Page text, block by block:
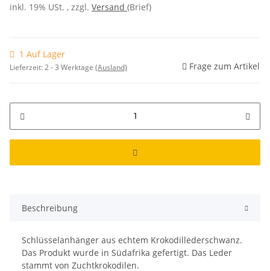
inkl. 19% USt. , zzgl. Versand (Brief)
1 Auf Lager
Lieferzeit:2 - 3 Werktage (Ausland) Frage zum Artikel
Beschreibung
Schlüsselanhänger aus echtem Krokodillederschwanz.
Das Produkt wurde in Südafrika gefertigt. Das Leder
stammt von Zuchtkrokodilen.